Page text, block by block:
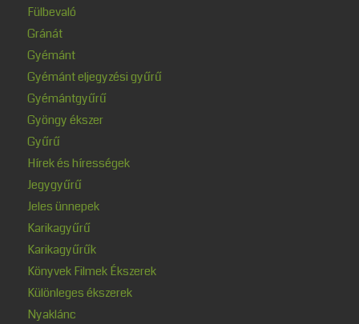
Fülbevaló
Gránát
Gyémánt
Gyémánt eljegyzési gyűrű
Gyémántgyűrű
Gyöngy ékszer
Gyűrű
Hírek és hírességek
Jegygyűrű
Jeles ünnepek
Karikagyűrű
Karikagyűrűk
Könyvek Filmek Ékszerek
Különleges ékszerek
Nyaklánc